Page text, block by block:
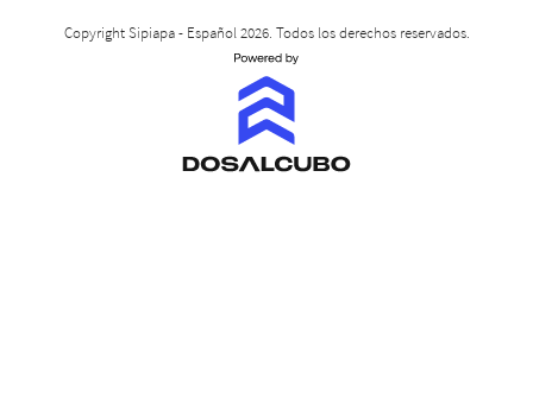
Copyright Sipiapa - Español 2026. Todos los derechos reservados.